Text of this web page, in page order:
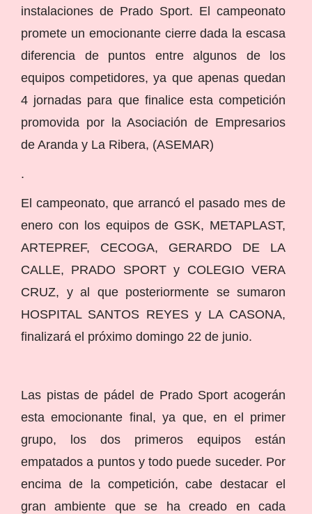
instalaciones de Prado Sport. El campeonato
promete un emocionante cierre dada la escasa
diferencia de puntos entre algunos de los
equipos competidores, ya que apenas quedan
4 jornadas para que finalice esta competición
promovida por la Asociación de Empresarios
de Aranda y La Ribera, (ASEMAR)
.
El campeonato, que arrancó el pasado mes de
enero con los equipos de GSK, METAPLAST,
ARTEPREF, CECOGA, GERARDO DE LA
CALLE, PRADO SPORT y COLEGIO VERA
CRUZ, y al que posteriormente se sumaron
HOSPITAL SANTOS REYES y LA CASONA,
finalizará el próximo domingo 22 de junio.
Las pistas de pádel de Prado Sport acogerán
esta emocionante final, ya que, en el primer
grupo, los dos primeros equipos están
empatados a puntos y todo puede suceder. Por
encima de la competición, cabe destacar el
gran ambiente que se ha creado en cada